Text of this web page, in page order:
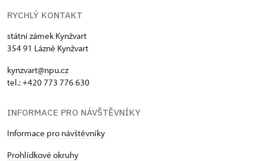
RYCHLÝ KONTAKT
státní zámek Kynžvart
354 91 Lázně Kynžvart
kynzvart@npu.cz
tel.: +420 773 776 630
INFORMACE PRO NÁVŠTĚVNÍKY
Informace pro návštěvníky
Prohlídkové okruhy